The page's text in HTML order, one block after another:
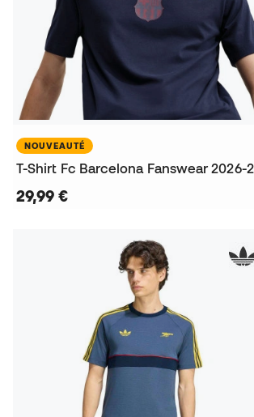
NOUVEAUTÉ
29,99 €